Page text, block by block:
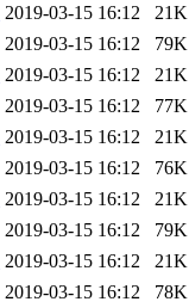
2019-03-15 16:12
21K
2019-03-15 16:12
79K
2019-03-15 16:12
21K
2019-03-15 16:12
77K
2019-03-15 16:12
21K
2019-03-15 16:12
76K
2019-03-15 16:12
21K
2019-03-15 16:12
79K
2019-03-15 16:12
21K
2019-03-15 16:12
78K